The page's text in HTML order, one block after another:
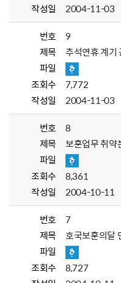
작성일
2004-11-03
번호
9
제목
추석연휴 계기
파일
조회수
7,772
작성일
2004-11-03
번호
8
제목
보훈업무 취약
파일
조회수
8,361
작성일
2004-10-11
번호
7
제목
호국보훈의달
파일
조회수
8,727